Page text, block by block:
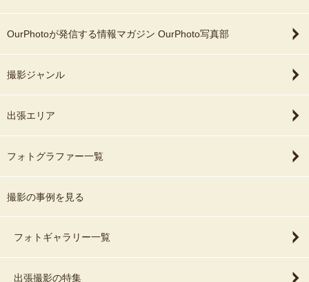
OurPhotoが発信する情報マガジン OurPhoto写真部
撮影ジャンル
出張エリア
フォトグラファー一覧
撮影の事例を見る
フォトギャラリー一覧
出張撮影の特集